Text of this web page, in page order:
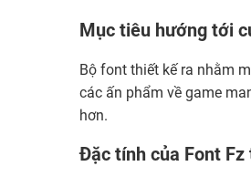
Mục tiêu hướng tới
Bộ font thiết kế ra nhằm
các ấn phẩm về game
hơn.
Đặc tính của Font Fz